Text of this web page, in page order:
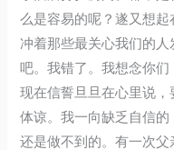
么是容易的呢？遂又想
冲着那些最关心我们的
吧。我错了。我想念你
现在信誓旦旦在心里说
体谅。我一向缺乏自信
还是做不到的。有一次